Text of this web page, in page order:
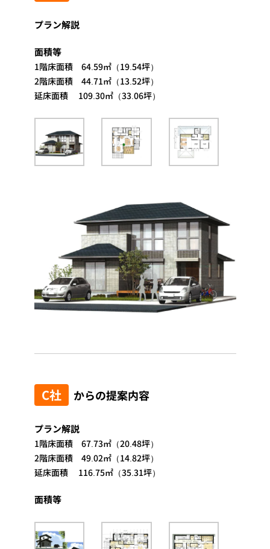
プラン解説
面積等
1階床面積 64.59㎡（19.54坪）
2階床面積 44.71㎡（13.52坪）
延床面積 109.30㎡（33.06坪）
C社 からの提案内容
プラン解説
1階床面積 67.73㎡（20.48坪）
2階床面積 49.02㎡（14.82坪）
延床面積 116.75㎡（35.31坪）
面積等